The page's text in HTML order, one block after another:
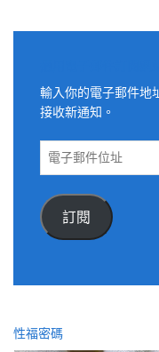
輸入你的電子郵件地
接收新通知。
電
件
位
訂閱
性福密碼